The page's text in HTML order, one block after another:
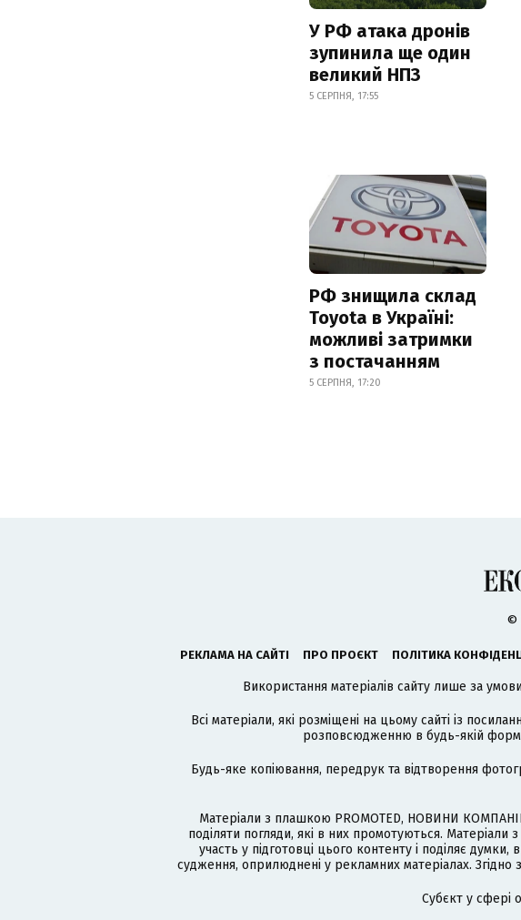
У РФ атака дронів
зупинила ще один
великий НПЗ
5 СЕРПНЯ, 17:55
РФ знищила склад
Toyota в Україні:
можливі затримки
з постачанням
5 СЕРПНЯ, 17:20
©
РЕКЛАМА НА САЙТІ ПРО ПРОЄКТ ПОЛІТИКА
Використання матеріалів сайту лише за
Всі матеріали, які розміщені на цьому сайті із
розповсюдженню в будь-якій
Будь-яке копіювання, передрук та відтворення
Матеріали з плашкою PROMOTED, НОВИНИ
поділяти погляди, які в них промотуються.
участь у підготовці цього контенту і поділяє думки,
судження, оприлюднені у рекламних матеріалах. Згідно
Cубєкт у сфері